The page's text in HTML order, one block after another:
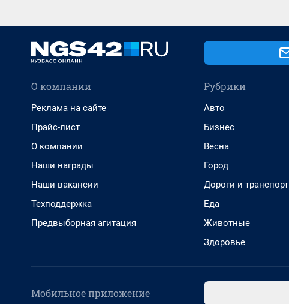
О компании
Реклама на сайте
Прайс-лист
О компании
Наши награды
Наши вакансии
Техподдержка
Предвыборная агитация
Рубрики
Авто
Бизнес
Весна
Город
Дороги и транспорт
Еда
Животные
Здоровье
Мобильное приложение